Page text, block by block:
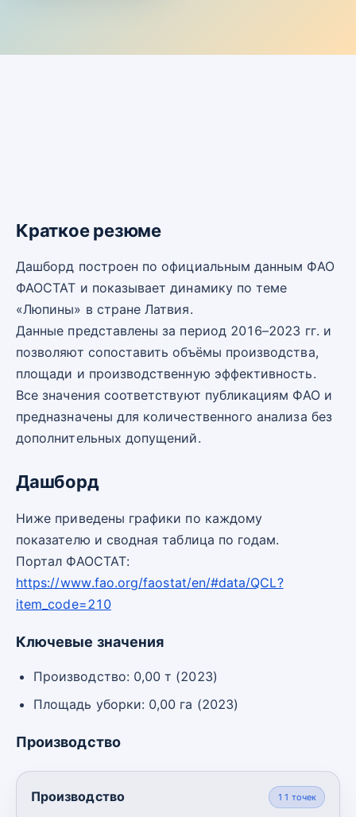
Краткое резюме
Дашборд построен по официальным данным ФАО
ФАОСТАТ и показывает динамику по теме
«Люпины» в стране Латвия.
Данные представлены за период 2016–2023 гг. и
позволяют сопоставить объёмы производства,
площади и производственную эффективность.
Все значения соответствуют публикациям ФАО и
предназначены для количественного анализа без
дополнительных допущений.
Дашборд
Ниже приведены графики по каждому
показателю и сводная таблица по годам.
Портал ФАОСТАТ:
https://www.fao.org/faostat/en/#data/QCL?
item_code=210
Ключевые значения
Производство: 0,00 т (2023)
Площадь уборки: 0,00 га (2023)
Производство
Производство 11 точек